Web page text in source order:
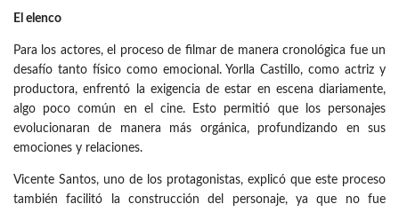
El elenco
Para los actores, el proceso de filmar de manera cronológica fue un
desafío tanto físico como emocional. Yorlla Castillo, como actriz y
productora, enfrentó la exigencia de estar en escena diariamente,
algo poco común en el cine. Esto permitió que los personajes
evolucionaran de manera más orgánica, profundizando en sus
emociones y relaciones.
Vicente Santos, uno de los protagonistas, explicó que este proceso
también facilitó la construcción del personaje, ya que no fue